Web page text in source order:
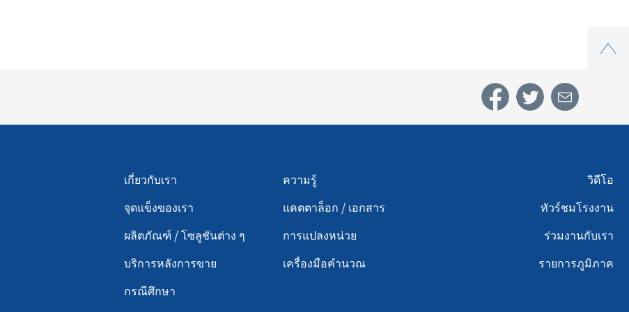
Menu footer 2
เกี่ยวกับเรา
จุดแข็งของเรา
ผลิตภัณฑ์ / โซลูชันต่าง ๆ
บริการหลังการขาย
กรณีศึกษา
Menu footer 3
ความรู้
แคตตาล็อก / เอกสาร
การแปลงหน่วย
เครื่องมือคำนวณ
วิดีโอ
ทัวร์ชมโรงงาน
ร่วมงานกับเรา
รายการภูมิภาค